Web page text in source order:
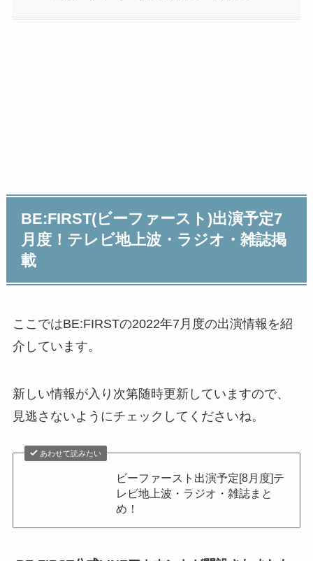
BE:FIRST(ビーファースト)出演予定7
月度！テレビ地上波・ラジオ・雑誌掲
載
ここではBE:FIRSTの2022年7月度の出演情報を紹
介しています。
新しい情報が入り次第随時更新していますので、
見逃さないようにチェックしてくださいね。
あわせて読みたい
ビーファースト出演予定[8月度]テ
レビ地上波・ラジオ・雑誌まと
め！